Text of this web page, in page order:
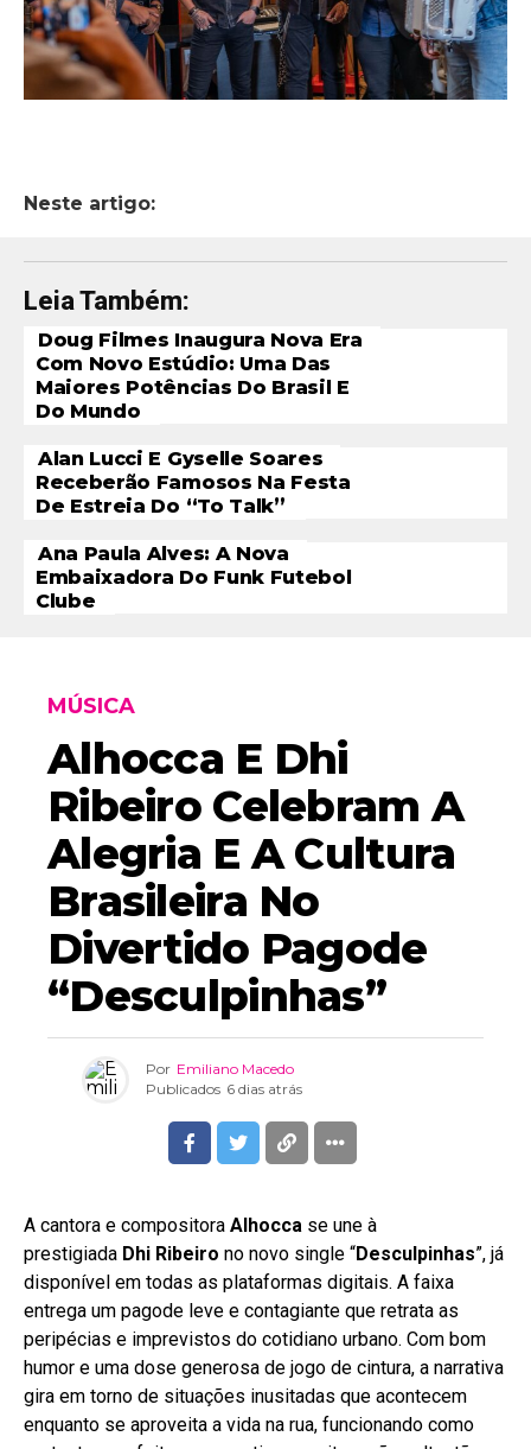
Neste artigo:
Leia Também:
Doug Filmes Inaugura Nova Era
Com Novo Estúdio: Uma Das
Maiores Potências Do Brasil E
Do Mundo
Alan Lucci E Gyselle Soares
Receberão Famosos Na Festa
De Estreia Do “To Talk”
Ana Paula Alves: A Nova
Embaixadora Do Funk Futebol
Clube
MÚSICA
Alhocca E Dhi
Ribeiro Celebram A
Alegria E A Cultura
Brasileira No
Divertido Pagode
“Desculpinhas”
Por Emiliano Macedo
Publicados 6 dias atrás
A cantora e compositora Alhocca se une à
prestigiada Dhi Ribeiro no novo single “Desculpinhas”, já
disponível em todas as plataformas digitais. A faixa
entrega um pagode leve e contagiante que retrata as
peripécias e imprevistos do cotidiano urbano. Com bom
humor e uma dose generosa de jogo de cintura, a narrativa
gira em torno de situações inusitadas que acontecem
enquanto se aproveita a vida na rua, funcionando como